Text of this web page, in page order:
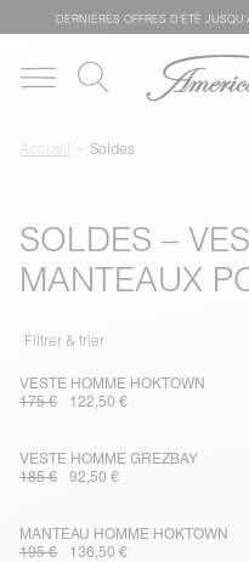
DERNIÈRES OFFRES D'ÉTÊ
Accueil Soldes
SOLDES –
MANTEAUX
Filtrer & trier
VESTE HOMME HOKTOWN
175 €
122,50 €
VESTE HOMME GREZBAY
185 €
92,50 €
MANTEAU HOMME HOKTOWN
195 €
136,50 €